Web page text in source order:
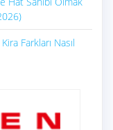
Farkları Nasıl